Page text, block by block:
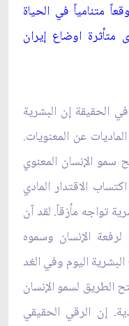
متنامياً في الحياة
متأثرة اوضاع إيران
الحقيقة إن البشرية
عن المعنويات.
سمو الإنسان المعنوي
الاقتدار المادي
تواجه مأزقاً. لقد آن
لرفعة الإنسان وسموه
اليوم وفي الغد
الطريق لسمو الإنسان
إن الرقي الحقيقي